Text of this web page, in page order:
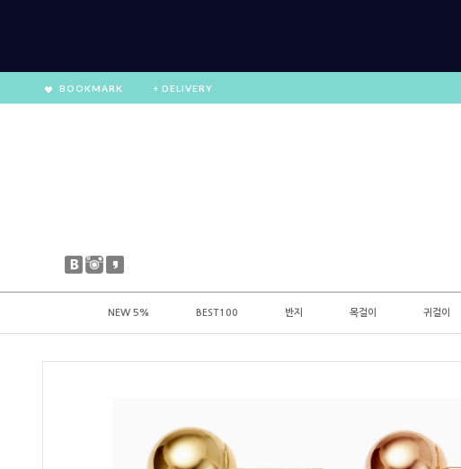
BOOKMARK + DELIVERY
NEW 5% BEST100 반지 목걸이 귀걸이